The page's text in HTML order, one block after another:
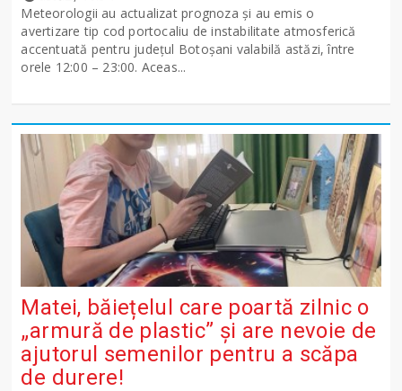
Meteorologii au actualizat prognoza și au emis o
avertizare tip cod portocaliu de instabilitate atmosferică
accentuată pentru județul Botoșani valabilă astăzi, între
orele 12:00 – 23:00. Aceas...
Matei, băiețelul care poartă zilnic o
„armură de plastic” și are nevoie de
ajutorul semenilor pentru a scăpa
de durere!